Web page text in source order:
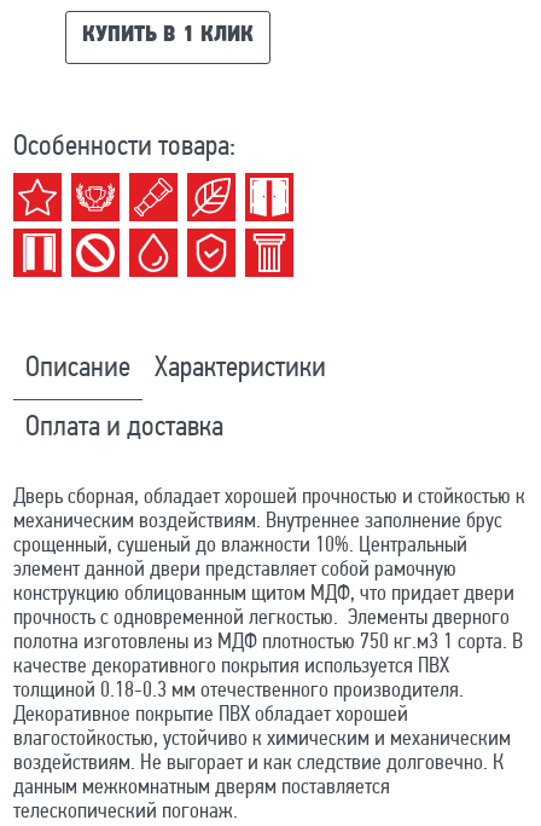
КУПИТЬ В 1 КЛИК
Особенности товара:
Описание Характеристики
Оплата и доставка
Дверь сборная, обладает хорошей прочностью и стойкостью к
механическим воздействиям. Внутреннее заполнение брус
срощенный, сушеный до влажности 10%. Центральный
элемент данной двери представляет собой рамочную
конструкцию облицованным щитом МДФ, что придает двери
прочность с одновременной легкостью. Элементы дверного
полотна изготовлены из МДФ плотностью 750 кг.м3 1 сорта. В
качестве декоративного покрытия используется ПВХ
толщиной 0.18-0.3 мм отечественного производителя.
Декоративное покрытие ПВХ обладает хорошей
влагостойкостью, устойчиво к химическим и механическим
воздействиям. Не выгорает и как следствие долговечно. К
данным межкомнатным дверям поставляется
телескопический погонаж.